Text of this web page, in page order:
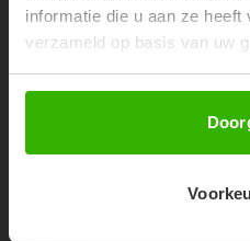
informatie die u aan ze
verzameld op basis van uw
€89,99